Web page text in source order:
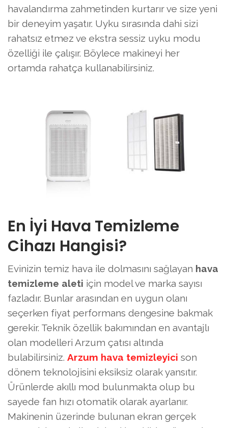
havalandırma zahmetinden kurtarır ve size yeni
bir deneyim yaşatır. Uyku sırasında dahi sizi
rahatsız etmez ve ekstra sessiz uyku modu
özelliği ile çalışır. Böylece makineyi her
ortamda rahatça kullanabilirsiniz.
En İyi Hava Temizleme
Cihazı Hangisi?
Evinizin temiz hava ile dolmasını sağlayan hava
temizleme aleti için model ve marka sayısı
fazladır. Bunlar arasından en uygun olanı
seçerken fiyat performans dengesine bakmak
gerekir. Teknik özellik bakımından en avantajlı
olan modelleri Arzum çatısı altında
bulabilirsiniz. Arzum hava temizleyici son
dönem teknolojisini eksiksiz olarak yansıtır.
Ürünlerde akıllı mod bulunmakta olup bu
sayede fan hızı otomatik olarak ayarlanır.
Makinenin üzerinde bulunan ekran gerçek